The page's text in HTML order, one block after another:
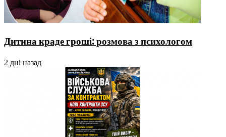
Дитина краде гроші: розмова з психологом
2 дні назад